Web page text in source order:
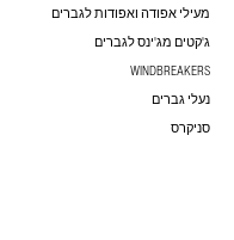
מעילי אפודה ואפודות לגברים
ג'קטים מג'ינס לגברים
WINDBREAKERS
נעלי גברים
סניקרס